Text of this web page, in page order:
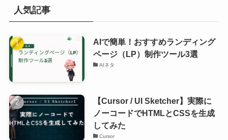
人気記事
AIで簡単！おすすめランディング
ページ（LP）制作ツール3選
AIネタ
【Cursor / UI Sketcher】実際に
ノーコードでHTMLとCSSを生成
してみた
Cursor